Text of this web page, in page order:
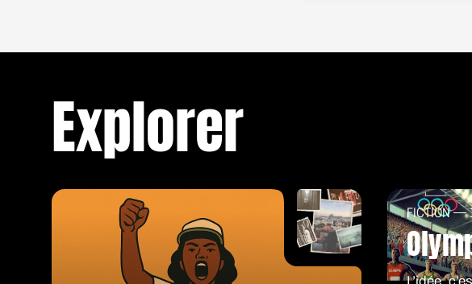
sont. Elle signifieSi je te
super article, mais moi, je
réponse est un peu plus
– Ah vous savez… moi, le
Explorer
FICTION
L’idée,